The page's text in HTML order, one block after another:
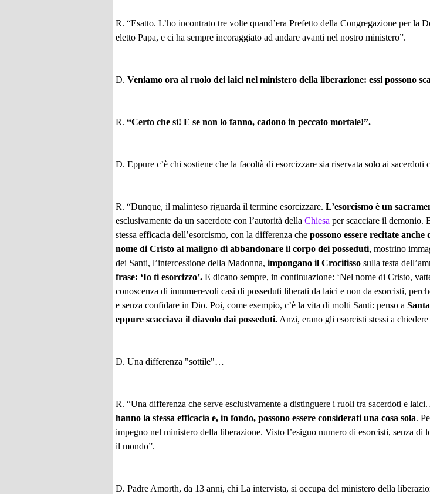
R. “Esatto. L’ho incontrato tre volte quand’era Prefetto della Congregazione per la
eletto Papa, e ci ha sempre incoraggiato ad andare avanti nel nostro ministero”.
D. Veniamo ora al ruolo dei laici nel ministero della liberazione: essi possono
R. “Certo che sì! E se non lo fanno, cadono in peccato mortale!”.
D. Eppure c’è chi sostiene che la facoltà di esorcizzare sia riservata solo ai
R. “Dunque, il malinteso riguarda il termine esorcizzare. L’esorcismo è un
esclusivamente da un sacerdote con l’autorità della Chiesa per scacciare il demonio.
stessa efficacia dell’esorcismo, con la differenza che possono essere recitate anche
nome di Cristo al maligno di abbandonare il corpo dei posseduti, mostrino
dei Santi, l’intercessione della Madonna, impongano il Crocifisso sulla testa
frase: ‘Io ti esorcizzo’. E dicano sempre, in continuazione: ‘Nel nome di Cristo,
conoscenza di innumerevoli casi di posseduti liberati da laici e non da esorcisti,
e senza confidare in Dio. Poi, come esempio, c’è la vita di molti Santi: penso a
eppure scacciava il diavolo dai posseduti. Anzi, erano gli esorcisti stessi a
D. Una differenza "sottile"…
R. “Una differenza che serve esclusivamente a distinguere i ruoli tra sacerdoti e
hanno la stessa efficacia e, in fondo, possono essere considerati una cosa sola.
impegno nel ministero della liberazione. Visto l’esiguo numero di esorcisti, senza
il mondo”.
D. Padre Amorth, da 13 anni, chi La intervista, si occupa del ministero della